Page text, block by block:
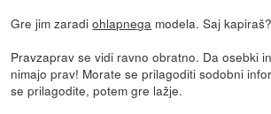
Gre jim zaradiohlapnega modela. Saj kapiraš?
Pravzaprav se vidi ravno obratno. Da osebki
nimajo prav! Morate se prilagoditi sodobni
se prilagodite, potem gre lažje.